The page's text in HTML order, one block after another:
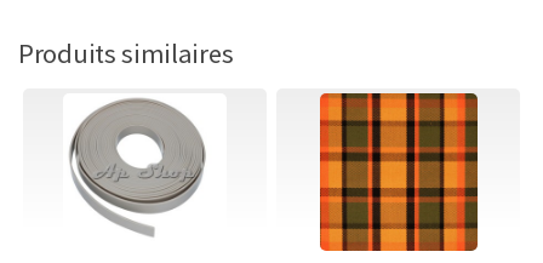
Produits similaires